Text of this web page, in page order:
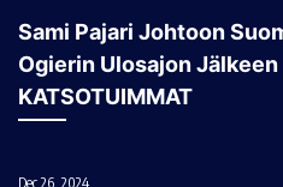
Sami Pajari Johtoon
Ogierin Ulosajon Jälkeen
KATSOTUIMMAT
Dec 26, 2024